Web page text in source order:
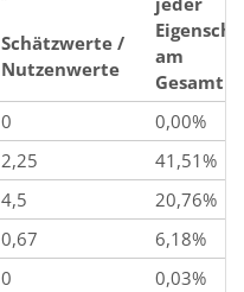
Schätzwerte /
Nutzenwerte
am
0
0,00%
2,25
41,51%
4,5
20,76%
0,67
6,18%
0
0,03%